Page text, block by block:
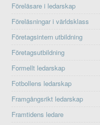
Föreläsare i ledarskap
Föreläsningar i världsklass
Företagsintern utbildning
Företagsutbildning
Formellt ledarskap
Fotbollens ledarskap
Framgångsrikt ledarskap
Framtidens ledare